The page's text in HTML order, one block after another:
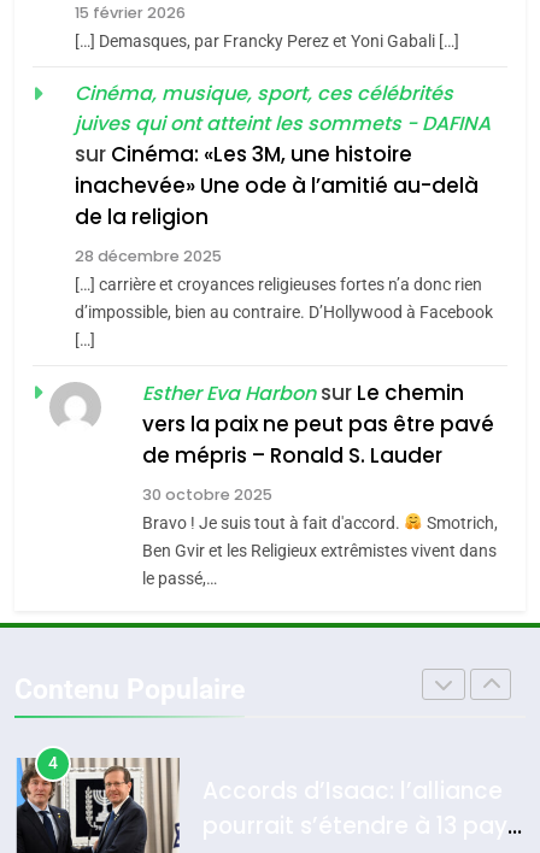
Accords d’Isaac:
l’alliance pourrait
s’étendre à 13 pays
d’Amérique latine
ISRAÉL JUDAISME
meurtrière selon le
rapport d’ADL contre
l’antisémitisme
FRANCE ISRAÉL
FIÈRE, DIGNE ET RÉSILIENTE :
POURQUOI JE REVENDIQUE
MA JUDAÏTE par Thérèse
Zrihen-Dvir
ISRAÉL JUDAISME
CE QUI NOUS MANQUE –
Jacques Hadida
Maroc : Les amandes de
15 février 2026
[…] Demasques, par Francky Perez et Yoni Gabali […]
Cinéma, musique, sport, ces célébrités
juives qui ont atteint les sommets - DAFINA
sur Cinéma: «Les 3M, une histoire
inachevée» Une ode à l’amitié au-delà
de la religion
28 décembre 2025
[…] carrière et croyances religieuses fortes n’a donc rien
d’impossible, bien au contraire. D’Hollywood à Facebook
[…]
Esther Eva Harbonsur Le chemin
vers la paix ne peut pas être pavé
de mépris – Ronald S. Lauder
30 octobre 2025
Bravo ! Je suis tout à fait d'accord.
Smotrich,
Ben Gvir et les Religieux extrêmistes vivent dans
le passé,…
Jacques Hadida
Maroc : Les amandes de
Tafraout, le miel de Tadla
Azilal consacrés produits
du terroir
DAFINA
Oeil ravageur – Vanessa De
CINEMA ISRAÉL
«Tu dis génocide, je dis
guerre»: La nouvelle
chanson de Boy George
ISRAÉL JUDAISME
4
pourrait s’étendre à 13 pays